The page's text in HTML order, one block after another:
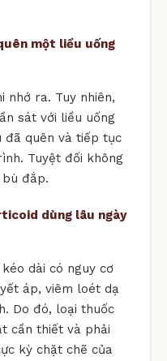
một liều uống
nhớ ra. Tuy nhiên,
sát với liều uống
đã quên và tiếp tục
Tuyệt đối không
đắp.
dùng lâu ngày
dài có nguy cơ
áp, viêm loét dạ
Do đó, loại thuốc
cần thiết và phải
kỳ chặt chẽ của